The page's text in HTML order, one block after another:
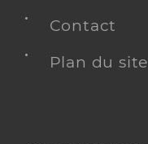
Contact
Plan du site